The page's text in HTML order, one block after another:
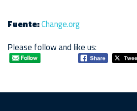
Fuente:Change.org
Please follow and like us: